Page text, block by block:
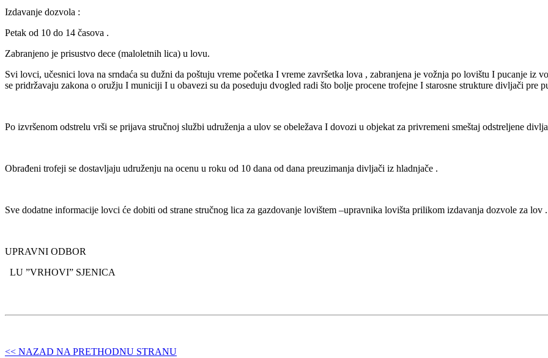
Izdavanje dozvola :
Petak od 10 do 14 časova .
Zabranjeno je prisustvo dece (maloletnih lica) u lovu.
Svi lovci, učesnici lova na srndaća su dužni da poštuju vreme početka I vreme završetka lova , zabranjena je vožnja po lovištu I pucanje iz
se pridržavaju zakona o oružju I municiji I u obavezi su da poseduju dvogled radi što bolje procene trofejne I starosne strukture divljači pre
Po izvršenom odstrelu vrši se prijava stručnoj službi udruženja a ulov se obeležava I dovozi u objekat za privremeni smeštaj odstreljene
Obrađeni trofeji se dostavljaju udruženju na ocenu u roku od 10 dana od dana preuzimanja divljači iz hladnjače .
Sve dodatne informacije lovci će dobiti od strane stručnog lica za gazdovanje lovištem –upravnika lovišta prilikom izdavanja dozvole za lov .
UPRAVNI ODBOR
LU ”VRHOVI” SJENICA
<< NAZAD NA PRETHODNU STRANU